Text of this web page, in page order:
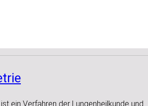
ein Verfahren der Lungenheilkunde und